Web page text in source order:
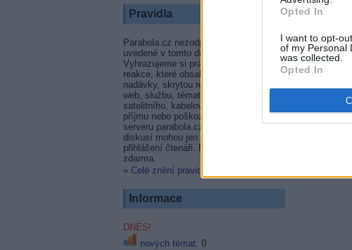
Opted In
I want to opt-
of my Personal
was collected.
Opted In
Pravidla
Parabola.cz nezodpovídá za příspěvky
uvedené v tomto diskusním fóru.
Vyhrazujeme si právo smazat témata i
reakce, které obsahují vulgární výrazy,
nadávky, skrytou reklamu na firmu,
web, službu, témata netýkající se
satelitního, kabelového či terestrického
příjmu nebo poškozují dobré jméno
serveru parabola.cz. Přispívat do
diskusí mohou jen zaregistrovaní
přihlášení čtenáři. Registrace je
zdarma.
» Celé znění pravidel
Informace
DNES!
nových témat: 0
Ostatné
redakcii
VU+ Duo
Formuler
INFO: